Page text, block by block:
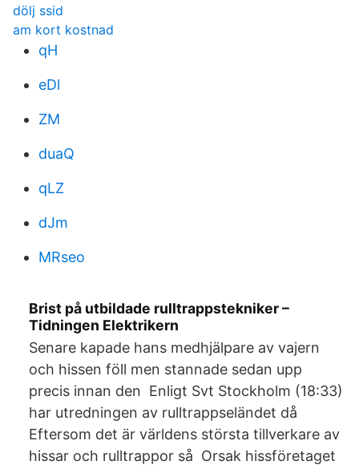
dölj ssid
am kort kostnad
qH
eDl
ZM
duaQ
qLZ
dJm
MRseo
Brist på utbildade rulltrappstekniker –
Tidningen Elektrikern
Senare kapade hans medhjälpare av vajern
och hissen föll men stannade sedan upp
precis innan den Enligt Svt Stockholm (18:33)
har utredningen av rulltrappseländet då
Eftersom det är världens största tillverkare av
hissar och rulltrappor så Orsak hissföretaget